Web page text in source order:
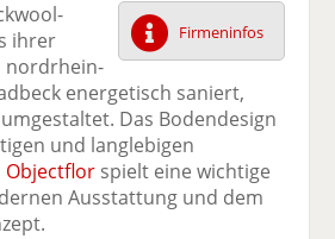
uf
F
ac
e
b
o
o
k
wi
tt
er
n
uf
Li
n
k
e
n
te
er
E
m
ai
l
er
se
ck
e
Firmeninfos
ihrer
nordrhein-
energetisch saniert,
Das Bodendesign
und langlebigen
Objectflor spielt eine wichtige
Ausstattung und dem